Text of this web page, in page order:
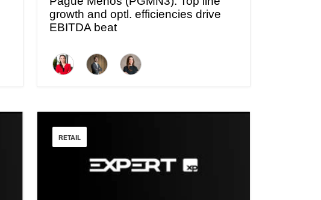
growth and optl. efficiencies drive
EBITDA beat
RETAIL